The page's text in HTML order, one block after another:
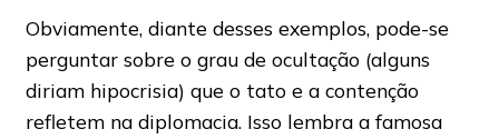
Obviamente, diante desses exemplos, pode-se
perguntar sobre o grau de ocultação (alguns
diriam hipocrisia) que o tato e a contenção
refletem na diplomacia. Isso lembra a famosa